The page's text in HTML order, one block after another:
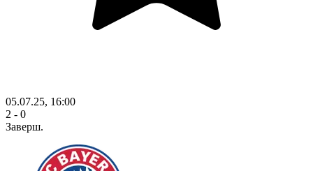
05.07.25, 16:00
2 - 0
Заверш.